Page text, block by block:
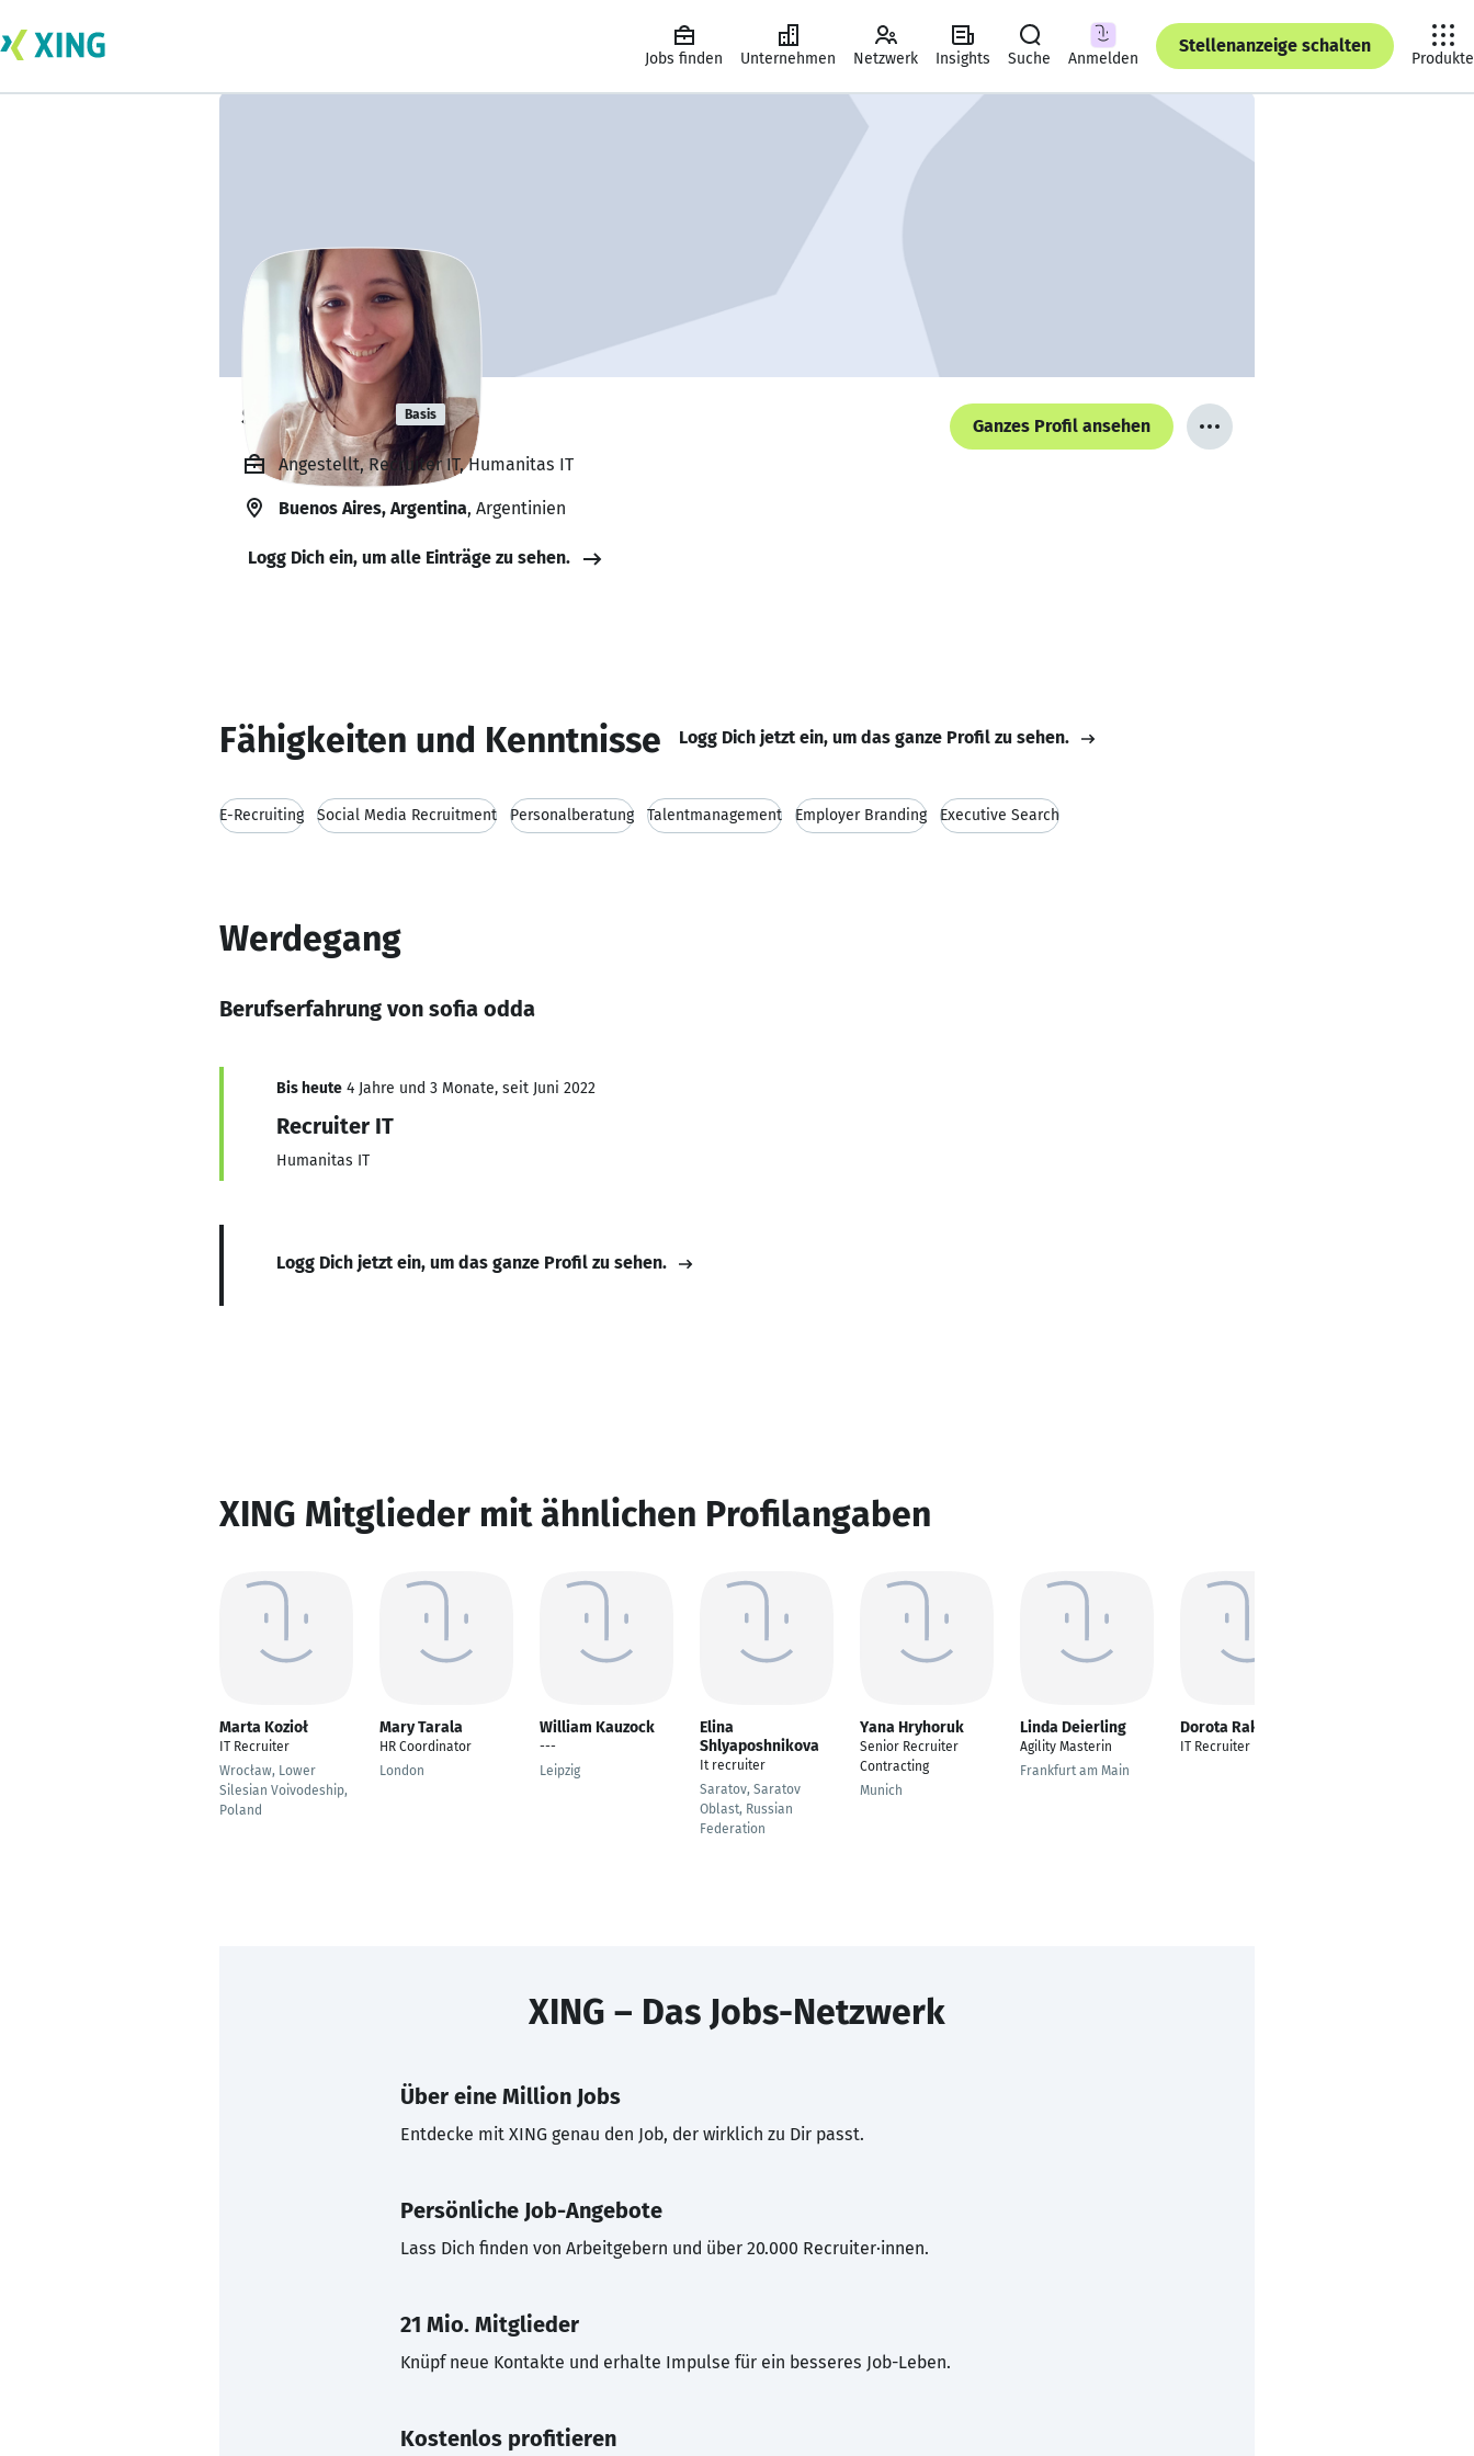
Jobs finden Unternehmen Netzwerk Insights Suche Anmelden
Stellenanzeige schalten
Produkte
sofia odda Basis
Ganzes Profil ansehen
Angestellt, Recruiter IT, Humanitas IT
Buenos Aires, Argentina, Argentinien
Logg Dich ein, um alle Einträge zu sehen.
Fähigkeiten und Kenntnisse Logg Dich jetzt ein, um das ganze Profil zu sehen.
E-Recruiting Social Media Recruitment Personalberatung Talentmanagement Employer Branding Executive Search
Werdegang
Berufserfahrung von sofia odda
Bis heute 4 Jahre und 3 Monate, seit Juni 2022
Recruiter IT
Humanitas IT
Logg Dich jetzt ein, um das ganze Profil zu sehen.
XING Mitglieder mit ähnlichen Profilangaben
Marta Kozioł
IT Recruiter
Wrocław, Lower
Silesian Voivodeship,
Poland
Mary Tarala
HR Coordinator
London
William Kauzock
---
Leipzig
Elina
Shlyaposhnikova
It recruiter
Saratov, Saratov
Oblast, Russian
Federation
Yana Hryhoruk
Senior Recruiter
Contracting
Munich
Linda Deierling
Agility Masterin
Frankfurt am Main
Dorota Rak
IT Recruiter
XING – Das Jobs-Netzwerk
Über eine Million Jobs
Entdecke mit XING genau den Job, der wirklich zu Dir passt.
Persönliche Job-Angebote
Lass Dich finden von Arbeitgebern und über 20.000 Recruiter·innen.
21 Mio. Mitglieder
Knüpf neue Kontakte und erhalte Impulse für ein besseres Job-Leben.
Kostenlos profitieren